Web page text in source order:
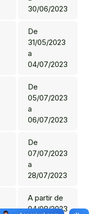
30/06/2023
De
31/05/2023
a
04/07/2023
De
05/07/2023
a
06/07/2023
De
07/07/2023
a
28/07/2023
A partir de
04/08/2023